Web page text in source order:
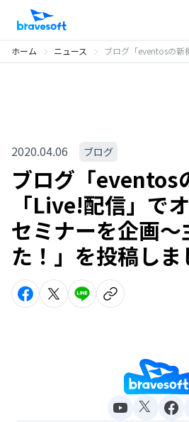
ホーム ニュース ブログ「eventosの新機能「Live!配信」でオ
2020.04.06 ブログ
ブログ「eventos
「Live!配信」で
セミナーを企画〜
た！」を投稿しま